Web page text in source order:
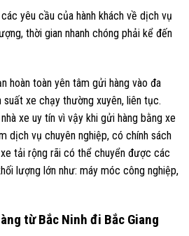
yêu cầu của hành khách về dịch vụ
thời gian nhanh chóng phải kể đến
hoàn toàn yên tâm gửi hàng vào đa
xe chạy thường xuyên, liên tục.
xe uy tín vì vậy khi gửi hàng bằng xe
dịch vụ chuyên nghiệp, có chính sách
tải rộng rãi có thể chuyển được các
lượng lớn như: máy móc công nghiệp,
từ Bắc Ninh đi Bắc Giang